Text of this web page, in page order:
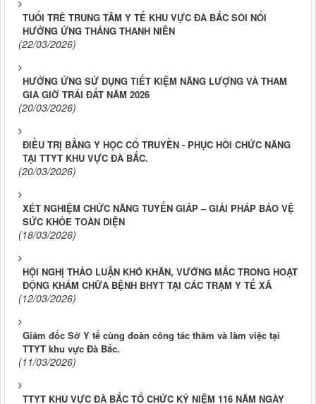
TUỔI TRẺ TRUNG TÂM Y TẾ KHU VỰC ĐÀ BẮC SÔI NỔI
HƯỞNG ỨNG THÁNG THANH NIÊN
(22/03/2026)
HƯỞNG ỨNG SỬ DỤNG TIẾT KIỆM NĂNG LƯỢNG VÀ THAM
GIA GIỜ TRÁI ĐẤT NĂM 2026
(20/03/2026)
ĐIỀU TRỊ BẰNG Y HỌC CỔ TRUYỀN - PHỤC HỒI CHỨC NĂNG
TẠI TTYT KHU VỰC ĐÀ BẮC.
(20/03/2026)
XÉT NGHIỆM CHỨC NĂNG TUYẾN GIÁP – GIẢI PHÁP BẢO VỆ
SỨC KHỎE TOÀN DIỆN
(18/03/2026)
HỘI NGHỊ THẢO LUẬN KHÓ KHĂN, VƯỚNG MẮC TRONG HOẠT
ĐỘNG KHÁM CHỮA BỆNH BHYT TẠI CÁC TRẠM Y TẾ XÃ
(12/03/2026)
Giám đốc Sở Y tế cùng đoàn công tác thăm và làm việc tại
TTYT khu vực Đà Bắc.
(11/03/2026)
TTYT KHU VỰC ĐÀ BẮC TỔ CHỨC KỶ NIỆM 116 NĂM NGÀY